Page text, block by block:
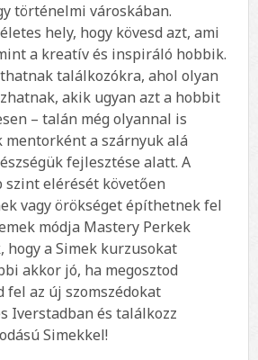
történelmi városkában.
hely, hogy kövesd azt, ami
a kreatív és inspiráló hobbik.
találkozókra, ahol olyan
akik ugyan azt a hobbit
– talán még olyannal is
a szárnyuk alá
fejlesztése alatt. A
szint elérését követően
vagy örökséget építhetnek fel
módja Mastery Perkek
hogy a Simek kurzusokat
akkor jó, ha megosztod
fel az új szomszédokat
Iverstadban és találkozz
Simekkel!